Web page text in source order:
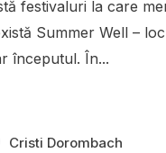
festivaluri la care
Summer Well –
începutul. În...
Cristi Dorombach